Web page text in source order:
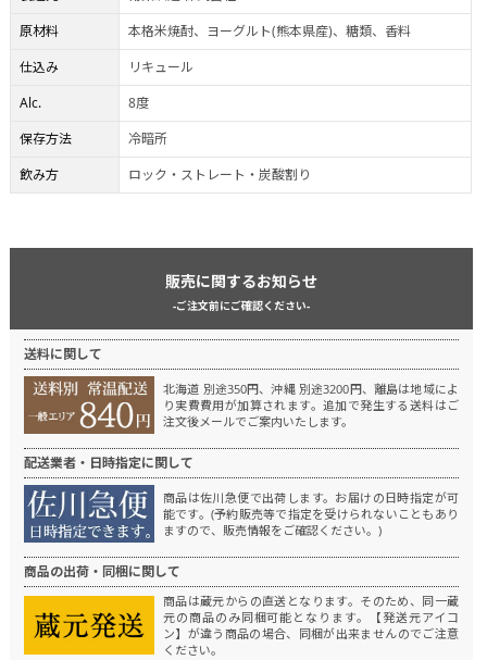
原材料
本格米焼酎、ヨーグルト(熊本県産)、糖類、香料
仕込み
リキュール
Alc.
8度
保存方法
冷暗所
飲み方
ロック・ストレート・炭酸割り
販売に関するお知らせ
-ご注文前にご確認ください-
送料に関して
北海道 別途350円、沖縄 別途3200円、離島は地域によ
り実費費用が加算されます。 追加で発生する送料はご
注文後メールでご案内いたします。
配送業者・日時指定に関して
商品は佐川急便で出荷します。 お届けの日時指定が可
能です。(予約販売等で指定を受けられないこともあり
ますので、販売情報をご確認ください。)
商品の出荷・同梱に関して
商品は蔵元からの直送となります。 そのため、同一蔵
元の商品のみ同梱可能となります。
【発送元アイコ
ン】が違う商品の場合、同梱が出来ませんのでご注意
ください。